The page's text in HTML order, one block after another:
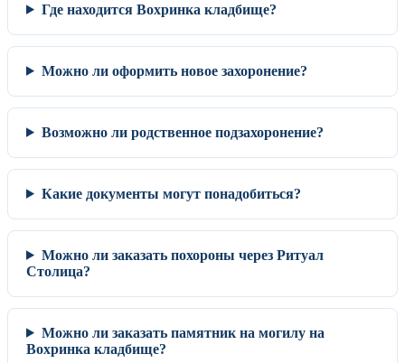
Где находится Вохринка кладбище?
Можно ли оформить новое захоронение?
Возможно ли родственное подзахоронение?
Какие документы могут понадобиться?
Можно ли заказать похороны через Ритуал
Столица?
Можно ли заказать памятник на могилу на
Вохринка кладбище?